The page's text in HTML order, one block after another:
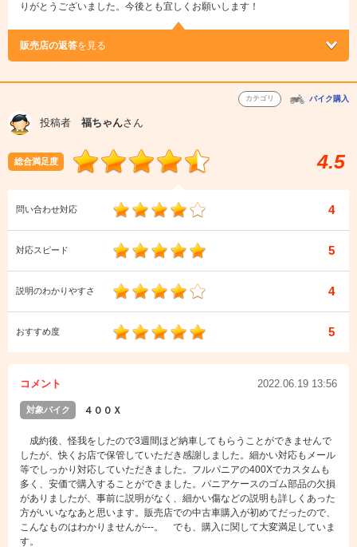
りがとうございました。今後とも宜しくお願いします！
販売店の返答を見る
カテゴリ バイク購入
投稿者 福ちゃんさん
総合満足度 4.5
問い合わせ対応 4
対応スピード 5
説明のわかりやすさ 4
おすすめ度 5
コメント 2022.06.19 13:56
対象バイク ４００Ｘ
成約後、怪我をしたので3週間ほど納車してもらうことができませんで
したが、快くお店で保管していただき感謝しました。細かい対応もメール
等でしっかり対応していただきました。フルパニアの400Xでカスタムも
多く、安価で購入することができました。パニアケースのゴム部品の欠損
がありましたが、事前に説明がなく、細かい傷などの説明も詳しくあった
方がいいななあと思います。販売店での中古車購入が初めてだったので、
こんなものはわかりませんが---。 でも、購入に関して大変満足していま
す。